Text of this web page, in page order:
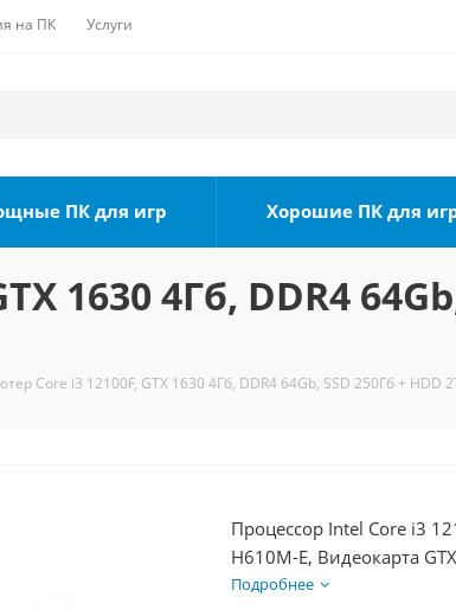
на ПК Услуги
ПК для игр Хорошие ПК для
1630 4Гб, DDR4
Core i3 12100F, GTX 1630 4Гб, DDR4 64Gb, SSD 250Гб + HDD
Процессор Intel Core i3
H610M-E, Видеокарта
2Тб, БП 350Вт
Подробнее